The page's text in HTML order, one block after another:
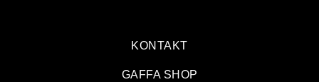
KONTAKT
GAFFA SHOP